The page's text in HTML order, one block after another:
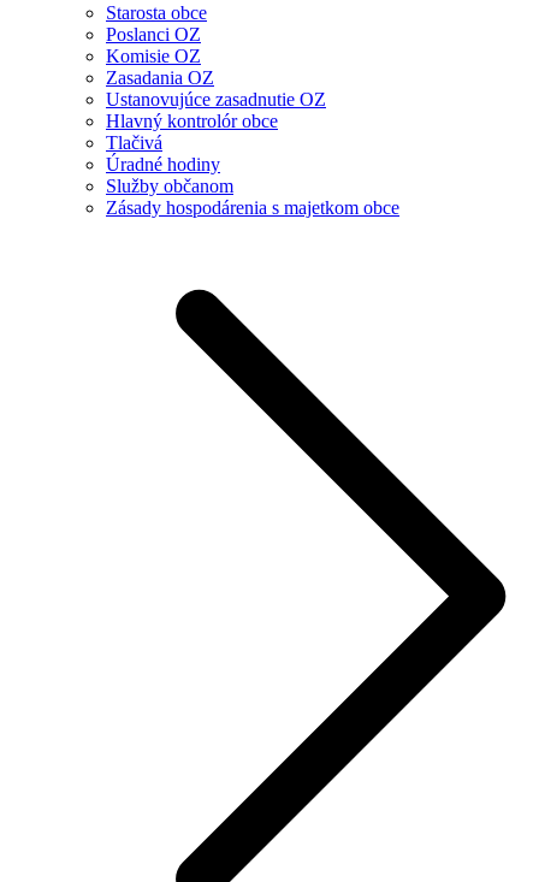
Starosta obce
Poslanci OZ
Komisie OZ
Zasadania OZ
Ustanovujúce zasadnutie OZ
Hlavný kontrolór obce
Tlačivá
Úradné hodiny
Služby občanom
Zásady hospodárenia s majetkom obce